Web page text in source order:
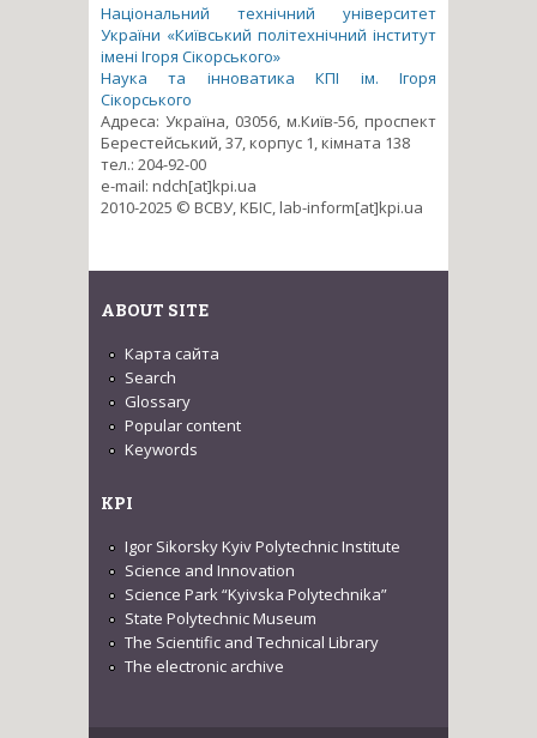
Національний технічний університет
України «Київський політехнічний інститут
імені Ігоря Сікорського»
Наука та інноватика КПІ ім. Ігоря
Сікорського
Адреса: Україна, 03056, м.Київ-56, проспект
Берестейський, 37, корпус 1, кімната 138
тел.: 204-92-00
e-mail: ndch[at]kpi.ua
2010-2025 © ВСВУ, КБІС, lab-inform[at]kpi.ua
ABOUT SITE
Карта сайта
Search
Glossary
Popular content
Keywords
KPI
Igor Sikorsky Kyiv Polytechnic Institute
Science and Innovation
Science Park “Kyivska Polytechnika”
State Polytechnic Museum
The Scientific and Technical Library
The electronic archive